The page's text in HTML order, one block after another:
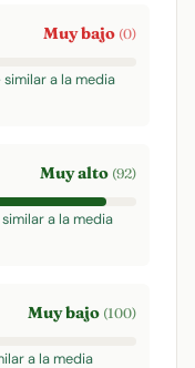
Muy bajo (0)
a la media
Muy alto (92)
a la media
Muy bajo (100)
a la media